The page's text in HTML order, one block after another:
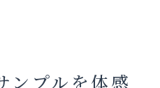
ンプルを体感